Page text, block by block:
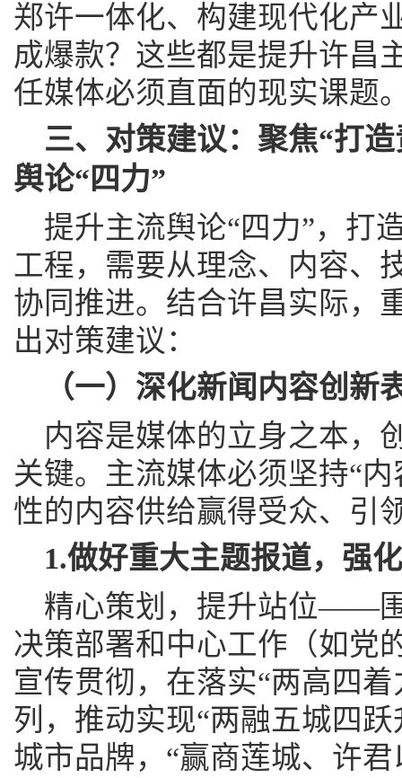
郑许一体化、构建现代化产
成爆款？这些都是提升许昌
任媒体必须直面的现实课题
三、对策建议：聚焦“打
舆论“四力”
提升主流舆论“四力”，打
工程，需要从理念、内容、
协同推进。结合许昌实际，
出对策建议：
（一）深化新闻内容创新
内容是媒体的立身之本，
关键。主流媒体必须坚持“
性的内容供给赢得受众、引
1.做好重大主题报道，强
精心策划，提升站位——
决策部署和中心工作（如党
宣传贯彻，在落实“两高四
列，推动实现“两融五城四
城市品牌，“赢商莲城、许